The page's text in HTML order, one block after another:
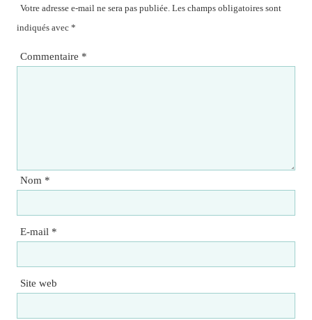
Votre adresse e-mail ne sera pas publiée. Les champs obligatoires sont
indiqués avec *
Commentaire *
Nom *
E-mail *
Site web